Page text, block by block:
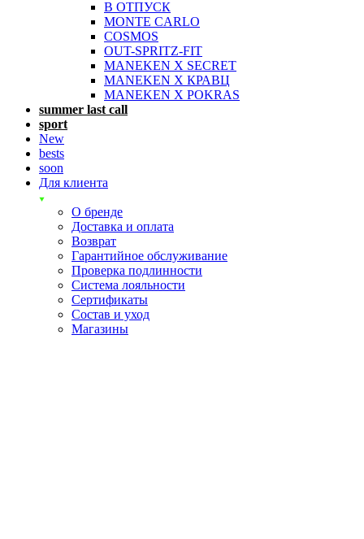
В ОТПУСК
MONTE CARLO
COSMOS
OUT-SPRITZ-FIT
MANEKEN X SECRET
MANEKEN X КРАВЦ
MANEKEN X POKRAS
summer last call
sport
New
bests
soon
Для клиента
О бренде
Доставка и оплата
Возврат
Гарантийное обслуживание
Проверка подлинности
Система лояльности
Сертификаты
Состав и уход
Магазины